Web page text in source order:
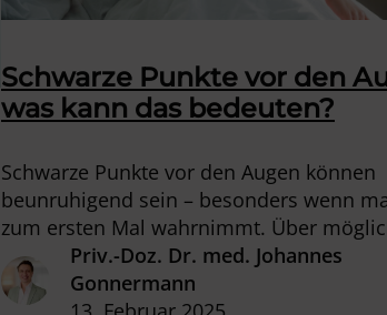
Schwarze Punkte vor den
was kann das bedeuten?
Schwarze Punkte vor den Augen können
beunruhigend sein – besonders wenn
zum ersten Mal wahrnimmt. Über
Ursachen und die notwendigen Schritte
wir in diesem Beitrag.
Priv.-Doz. Dr. med. Johannes
Gonnermann